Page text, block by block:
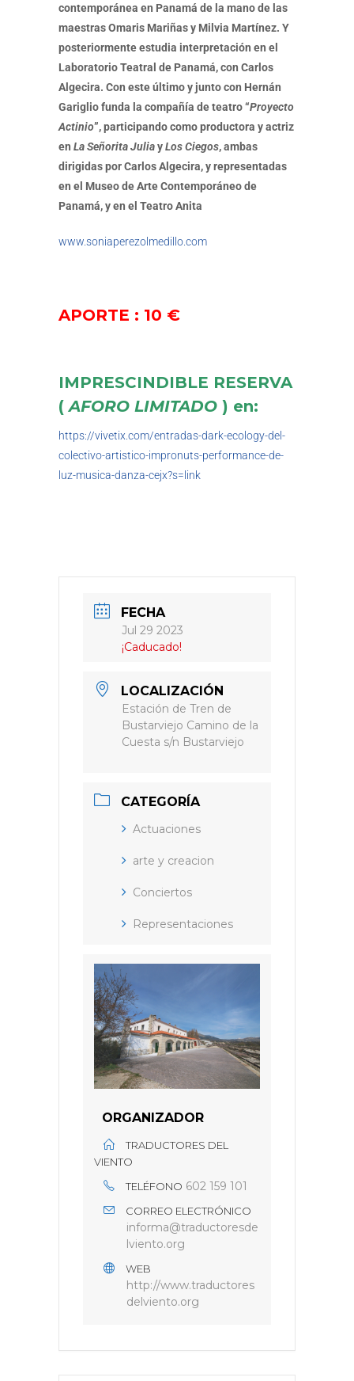
contemporánea en Panamá de la mano de las
maestras Omaris Mariñas y Milvia Martínez. Y
posteriormente estudia interpretación en el
Laboratorio Teatral de Panamá, con Carlos
Algecira. Con este último y junto con Hernán
Gariglio funda la compañía de teatro “Proyecto
Actinio”, participando como productora y actriz
en La Señorita JuliayLos Ciegos, ambas
dirigidas por Carlos Algecira, y representadas
en el Museo de Arte Contemporáneo de
Panamá, y en el Teatro Anita
www.soniaperezolmedillo.com
APORTE : 10 €
IMPRESCINDIBLE RESERVA
(AFORO LIMITADO ) en:
https://vivetix.com/entradas-dark-ecology-del-
colectivo-artistico-impronuts-performance-de-
luz-musica-danza-cejx?s=link
FECHA
Jul 29 2023
¡Caducado!
LOCALIZACIÓN
Estación de Tren de
Bustarviejo Camino de la
Cuesta s/n Bustarviejo
CATEGORÍA
Actuaciones
arte y creacion
Conciertos
Representaciones
ORGANIZADOR
TRADUCTORES DEL
VIENTO
TELÉFONO 602 159 101
CORREO ELECTRÓNICO
informa@traductoresde
lviento.org
WEB
http://www.traductores
delviento.org